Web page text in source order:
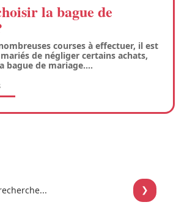
la bague de
courses à effectuer, il est
de négliger certains achats,
bague de mariage.…